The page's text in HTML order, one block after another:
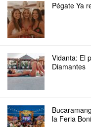
Pégate Ya
Vidanta: El
Diamantes
la Feria